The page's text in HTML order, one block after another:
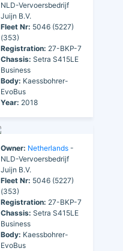
NLD-Vervoersbedrijf
Juijn B.V.
Fleet Nr: 5046 (5227)
(353)
Registration: 27-BKP-7
Chassis: Setra S415LE
Business
Body: Kaessbohrer-
EvoBus
Year: 2018
Owner: Netherlands -
NLD-Vervoersbedrijf
Juijn B.V.
Fleet Nr: 5046 (5227)
(353)
Registration: 27-BKP-7
Chassis: Setra S415LE
Business
Body: Kaessbohrer-
EvoBus